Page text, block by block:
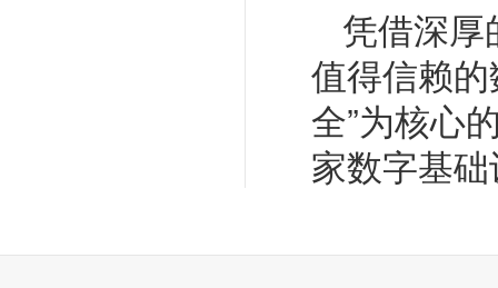
凭借深
值得信赖
全”为核心
家数字基